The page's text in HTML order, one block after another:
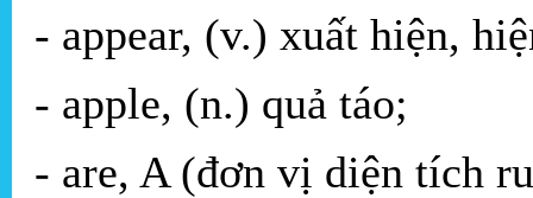
- appear, (v.) xuất hiện,
- apple, (n.) quả táo;
- are, A (đơn vị diện tích